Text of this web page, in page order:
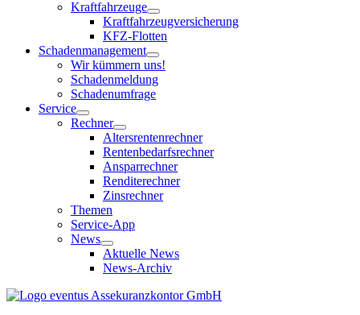
Kraftfahrzeuge
Kraftfahrzeugversicherung
KFZ-Flotten
Schadenmanagement
Wir kümmern uns!
Schadenmeldung
Schadenumfrage
Service
Rechner
Altersrentenrechner
Rentenbedarfsrechner
Ansparrechner
Renditerechner
Zinsrechner
Themen
Service-App
News
Aktuelle News
News-Archiv